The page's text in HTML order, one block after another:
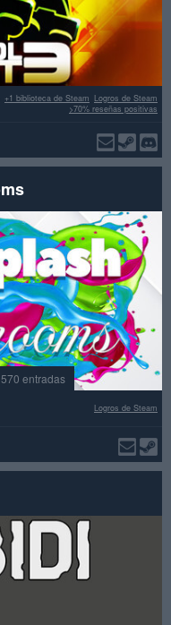
Logros de Steam
+1 biblioteca de Steam
>70% reseñas positivas
entradas
Logros de Steam